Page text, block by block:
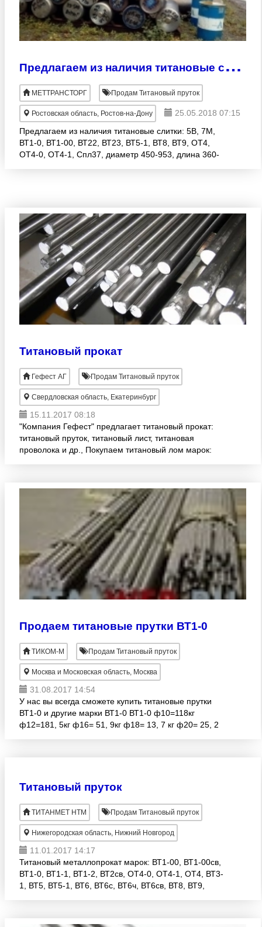
П
редлагаем из наличия титановые слитки
МЕТТРАНСТОРГ Продам Титановый пруток
Ростовская область, Ростов-на-Дону
25.05.2018 07:15
Предлагаем из наличия титановые слитки: 5В, 7М,
ВТ1-0, ВТ1-00, ВТ22, ВТ23, ВТ5-1, ВТ8, ВТ9, ОТ4,
ОТ4-0, ОТ4-1, Спл37, диаметр 450-953, длина 360-
Титановый прокат
Гефест АГ Продам Титановый пруток
Свердловская область, Екатеринбург
15.11.2017 08:18
"Компания Гефест" предлагает титановый прокат:
титановый пруток, титановый лист, титановая
проволока и др., Покупаем титановый лом марок:
Продаем титановые прутки ВТ1-0
ТИКОМ-М Продам Титановый пруток
Москва и Московская область, Москва
31.08.2017 14:54
У нас вы всегда сможете купить титановые прутки
ВТ1-0 и другие марки ВТ1-0 ВТ1-0 ф10=118кг
ф12=181, 5кг ф16= 51, 9кг ф18= 13, 7 кг ф20= 25, 2
Титановый пруток
ТИТАНМЕТ НТМ Продам Титановый пруток
Нижегородская область, Нижний Новгород
11.01.2017 14:17
Титановый металлопрокат марок: ВТ1-00, ВТ1-00св,
ВТ1-0, ВТ1-1, ВТ1-2, ВТ2св, ОТ4-0, ОТ4-1, ОТ4, ВТ3-
1, ВТ5, ВТ5-1, ВТ6, ВТ6с, ВТ6ч, ВТ6св, ВТ8, ВТ9,